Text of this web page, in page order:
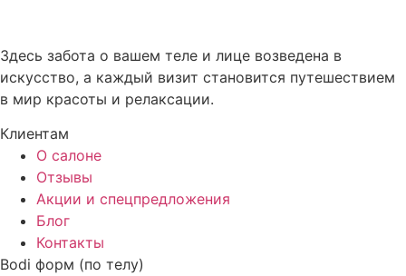
Здесь забота о вашем теле и лице возведена в
искусство, а каждый визит становится путешествием
в мир красоты и релаксации.
Клиентам
О салоне
Отзывы
Акции и спецпредложения
Блог
Контакты
Bodi форм (по телу)